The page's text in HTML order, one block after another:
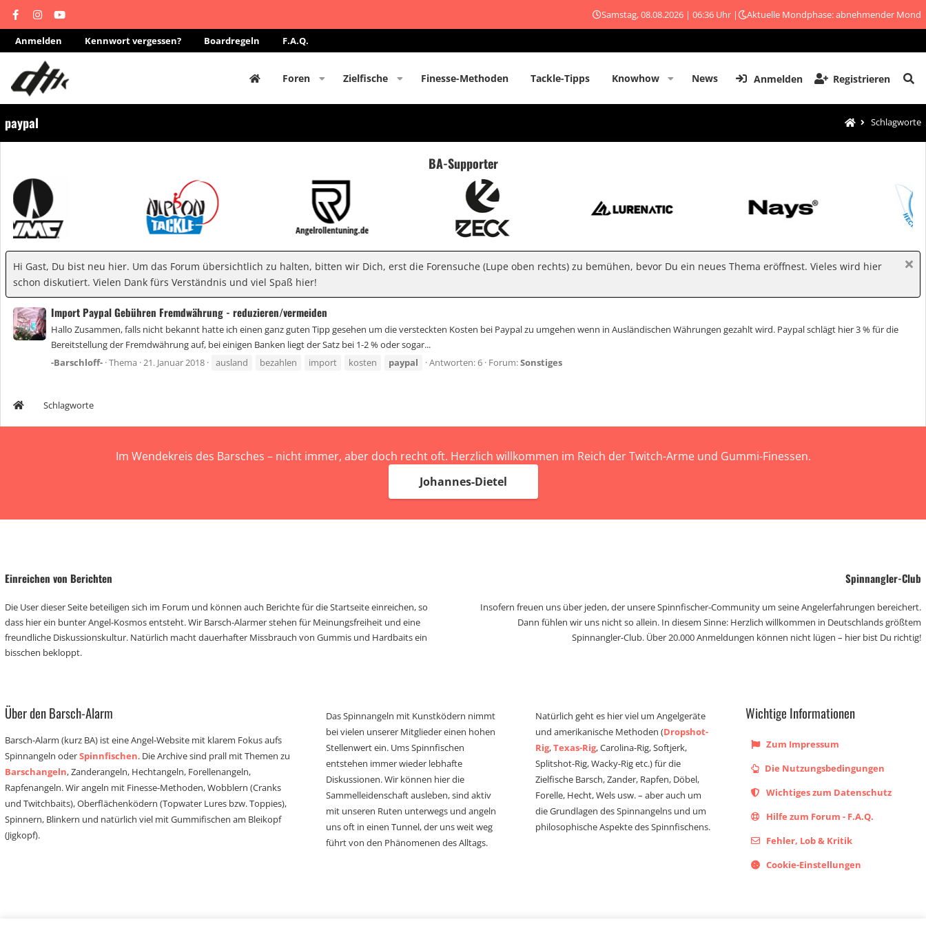
Samstag, 08.08.2026 | 06:36 Uhr | Aktuelle Mondphase: abnehmender Mond
Anmelden Kennwort vergessen? Boardregeln F.A.Q.
Foren Zielfische Finesse-Methoden Tackle-Tipps Knowhow News Anmelden Registrieren
paypal Schlagworte
BA-Supporter
Hi Gast, Du bist neu hier. Um das Forum übersichtlich zu halten, bitten wir Dich, erst die Forensuche (Lupe oben rechts) zu bemühen, bevor Du ein neues Thema eröffnest. Vieles wird hier
schon diskutiert. Vielen Dank fürs Verständnis und viel Spaß hier!
Import Paypal Gebühren Fremdwährung - reduzieren/vermeiden
Hallo Zusammen, falls nicht bekannt hatte ich einen ganz guten Tipp gesehen um die versteckten Kosten bei Paypal zu umgehen wenn in Ausländischen Währungen gezahlt wird. Paypal schlägt hier 3 % für die
Bereitstellung der Fremdwährung auf, bei einigen Banken liegt der Satz bei 1-2 % oder sogar...
-Barschloff- Thema 21. Januar 2018 ausland bezahlen import kosten paypal Antworten: 6 Forum:Sonstiges
Schlagworte
Im Wendekreis des Barsches – nicht immer, aber doch recht oft. Herzlich willkommen im Reich der Twitch-Arme und Gummi-Finessen.
Johannes-Dietel
Einreichen von Berichten
Die User dieser Seite beteiligen sich im Forum und können auch Berichte für die Startseite einreichen, so
dass hier ein bunter Angel-Kosmos entsteht. Wir Barsch-Alarmer stehen für Meinungsfreiheit und eine
freundliche Diskussionskultur. Natürlich macht dauerhafter Missbrauch von Gummis und Hardbaits ein
bisschen bekloppt.
Spinnangler-Club
Insofern freuen uns über jeden, der unsere Spinnfischer-Community um seine Angelerfahrungen bereichert.
Dann fühlen wir uns nicht so allein. In diesem Sinne: Herzlich willkommen in Deutschlands größtem
Spinnangler-Club. Über 20.000 Anmeldungen können nicht lügen – hier bist Du richtig!
Über den Barsch-Alarm
Barsch-Alarm (kurz BA) ist eine Angel-Website mit klarem Fokus aufs
Spinnangeln oderSpinnfischen. Die Archive sind prall mit Themen zu
Barschangeln, Zanderangeln, Hechtangeln, Forellenangeln,
Rapfenangeln. Wir angeln mit Finesse-Methoden, Wobblern (Cranks
und Twitchbaits), Oberflächenködern (Topwater Lures bzw. Toppies),
Spinnern, Blinkern und natürlich viel mit Gummifischen am Bleikopf
(Jigkopf).
Das Spinnangeln mit Kunstködern nimmt
bei vielen unserer Mitglieder einen hohen
Stellenwert ein. Ums Spinnfischen
entstehen immer wieder lebhafte
Diskussionen. Wir können hier die
Sammelleidenschaft ausleben, sind aktiv
mit unseren Ruten unterwegs und angeln
uns oft in einen Tunnel, der uns weit weg
führt von den Phänomenen des Alltags.
Natürlich geht es hier viel um Angelgeräte
und amerikanische Methoden (Dropshot-
Rig,Texas-Rig, Carolina-Rig, Softjerk,
Splitshot-Rig, Wacky-Rig etc.) für die
Zielfische Barsch, Zander, Rapfen, Döbel,
Forelle, Hecht, Wels usw. – aber auch um
die Grundlagen des Spinnangelns und um
philosophische Aspekte des Spinnfischens.
Wichtige Informationen
Zum Impressum
Die Nutzungsbedingungen
Wichtiges zum Datenschutz
Hilfe zum Forum - F.A.Q.
Fehler, Lob & Kritik
Cookie-Einstellungen